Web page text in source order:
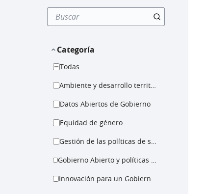
Categoría
Todas
Ambiente y desarrollo territorial
Datos Abiertos de Gobierno
Equidad de género
Gestión de las políticas de salud
Gobierno Abierto y políticas para la igualdad
Innovación para un Gobierno Abierto